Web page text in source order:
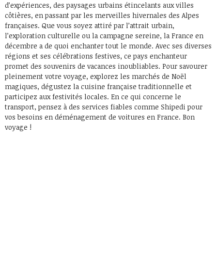
d’expériences, des paysages urbains étincelants aux villes
côtières, en passant par les merveilles hivernales des Alpes
françaises. Que vous soyez attiré par l’attrait urbain,
l’exploration culturelle ou la campagne sereine, la France en
décembre a de quoi enchanter tout le monde. Avec ses diverses
régions et ses célébrations festives, ce pays enchanteur
promet des souvenirs de vacances inoubliables. Pour savourer
pleinement votre voyage, explorez les marchés de Noël
magiques, dégustez la cuisine française traditionnelle et
participez aux festivités locales. En ce qui concerne le
transport, pensez à des services fiables comme Shipedi pour
vos besoins en déménagement de voitures en France. Bon
voyage !